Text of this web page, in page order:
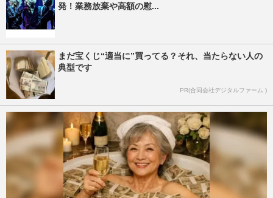
発！業務放棄や高額の慰...
まだ宝くじ“適当に”買ってる？それ、当たらない人の
典型です
PR(合同会社デジタルファーム )